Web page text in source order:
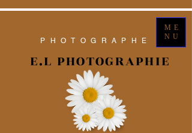
E.L PHOTOGRAPHIE
PHOTOGRAPHE
ME
NU